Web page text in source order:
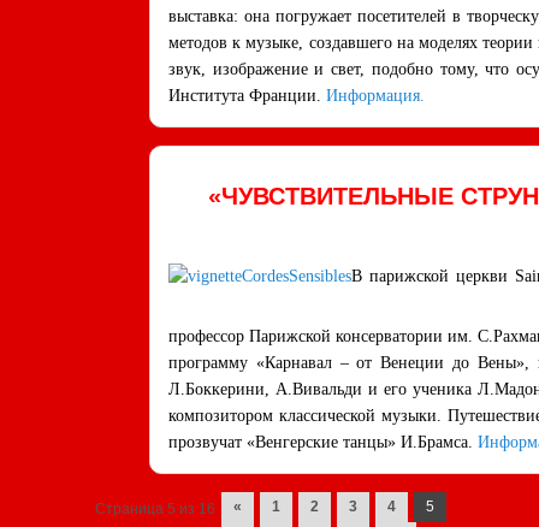
выставка: она погружает посетителей в
методов к музыке, создавшего на моделях
звук, изображение и свет, подобно тому, что
Института Франции. Информация.
«ЧУВСТВИТЕЛЬНЫЕ
В парижской церкви
профессор Парижской консерватории им.
программу «Карнавал – от Венеции до Вены»,
Л.Боккерини, А.Вивальди и его ученика
композитором классической музыки.
прозвучат «Венгерские танцы» И.Брамса.
Navigation des posts
Страница 5 из 16 « 1 2 3 4
5